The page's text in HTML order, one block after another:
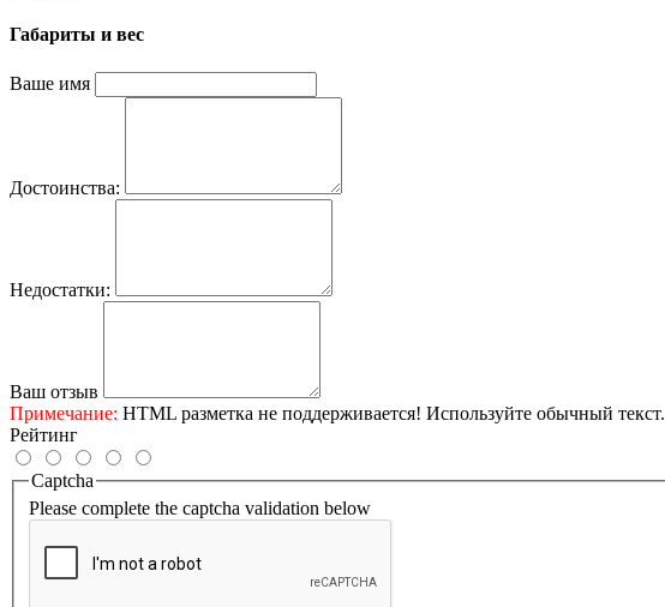
Габариты и вес
Ваше имя
Достоинства:
Недостатки:
Ваш отзыв
Примечание: HTML разметка не поддерживается! Используйте обычный текст.
Рейтинг
Captcha
Please complete the captcha validation below